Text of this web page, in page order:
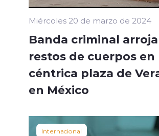
Miércoles 20 de marzo de 2024
Banda criminal arroja
restos de cuerpos en
céntrica plaza de
en México
Internacional